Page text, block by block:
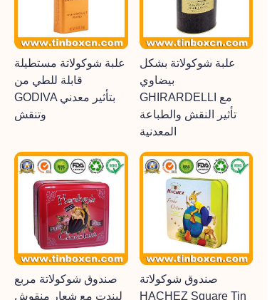
علبة شوكولاتة مستطيلة
قابلة للطي من
GODIVA بتأثير معدني
وتنقش
علبة شوكولاتة بشكل
بيضاوي
GHIRARDELLI مع
تأثير النقش والطباعة
المعدنية
صندوق شوكولاتة مربع
ليندت مع شعار منقوش
صندوق شوكولاتة
HACHEZ Square Tin